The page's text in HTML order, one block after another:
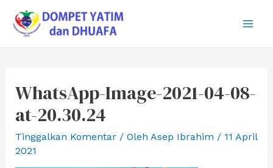
konten
WhatsApp-Image-2021-04-08-
at-20.30.24
Tinggalkan Komentar / Oleh Asep Ibrahim / 11 April
2021